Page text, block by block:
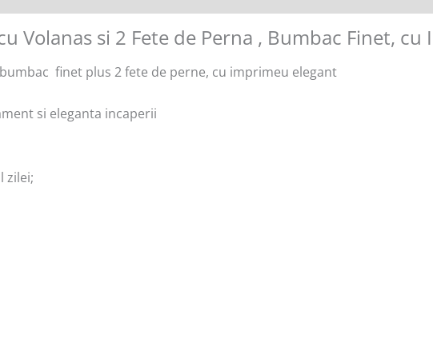
Volanas si 2 Fete de Perna , Bumbac Finet, cu
finet plus 2 fete de perne, cu imprimeu elegant
si eleganta incaperii
zilei;